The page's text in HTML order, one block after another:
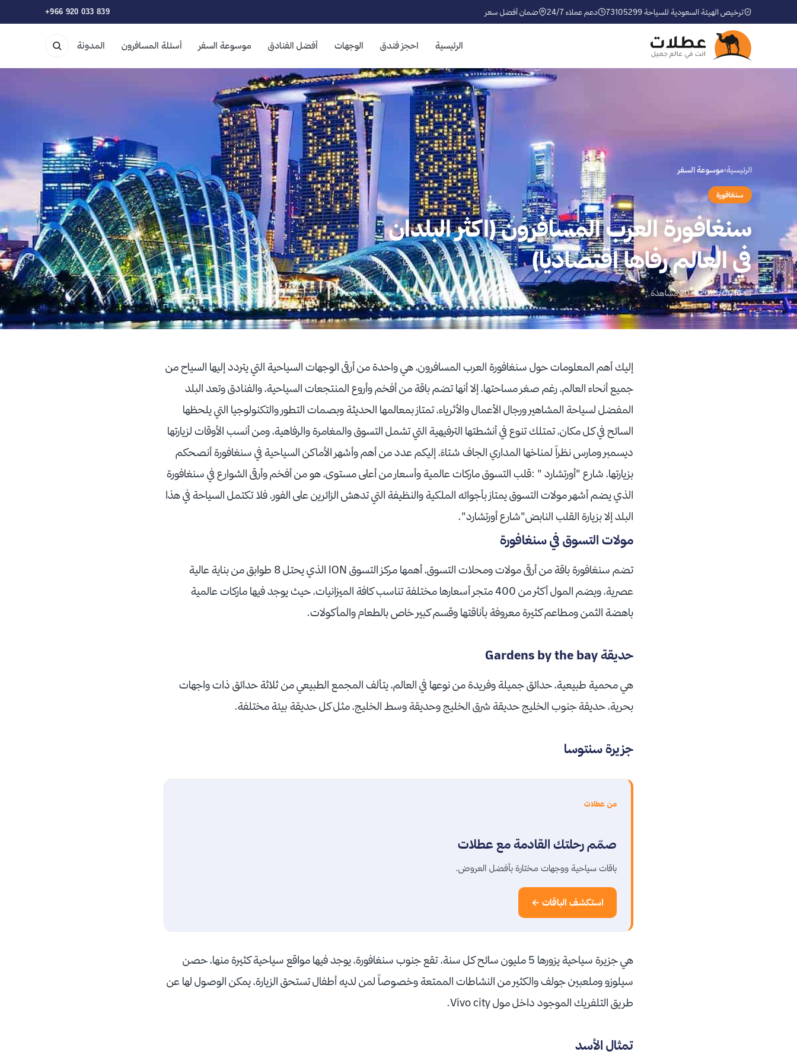
ترخيص الهيئة السعودية للسياحة 73105299 دعم عملاء 24/7 ضمان أفضل سعر +966 920 033 839
الرئيسية احجز فندق الوجهات أفضل الفنادق موسوعة السفر أسئلة المسافرون المدونة
الرئيسية›موسوعة السفر
سنغافورة
سنغافورة العرب المسافرون (اكثر البلدان
في العالم رفاها اقتصاديا)
📅 2018/01/16 👁 20 مشاهدة
إليك أهم المعلومات حول سنغافورة العرب المسافرون، هي واحدة من أرقى الوجهات السياحية التي يتردد إليها السياح من
جميع أنحاء العالم، رغم صغر مساحتها، إلا أنها تضم باقة من أفخم وأروع المنتجعات السياحية، والفنادق وتعد البلد
المفضل لسياحة المشاهير ورجال الأعمال والأثرياء، تمتاز بمعالمها الحديثة وبصمات التطور والتكنولوجيا التي يلحظها
السائح في كل مكان، تمتلك تنوع في أنشطتها الترفيهية التي تشمل التسوق والمغامرة والرفاهية، ومن أنسب الأوقات لزيارتها
ديسمبر ومارس نظراً لمناخها المداري الجاف شتاءً، إليكم عدد من أهم وأشهر الأماكن السياحية في سنغافورة أنصحكم
بزيارتها، شارع "أورتشارد " :قلب التسوق ماركات عالمية وأسعار من أعلى مستوى، هو من أفخم وأرقى الشوارع في سنغافورة
الذي يضم أشهر مولات التسوق يمتاز بأجوائه الملكية والنظيفة التي تدهش الزائرين على الفور، فلا تكتمل السياحة في هذا
البلد إلا بزيارة القلب النابض"شارع أورتشارد".
مولات التسوق في سنغافورة
تضم سنغافورة باقة من أرقى مولات ومحلات التسوق، أهمها مركز التسوق lON الذي يحتل 8 طوابق من بناية عالية
عصرية، ويضم المول أكثر من 400 متجر أسعارها مختلفة تناسب كافة الميزانيات، حيث يوجد فيها ماركات عالمية
باهضة الثمن ومطاعم كثيرة معروفة بأناقتها وقسم كبير خاص بالطعام والمأكولات.
حديقة Gardens by the bay
هي محمية طبيعية، حدائق جميلة وفريدة من نوعها في العالم، يتألف المجمع الطبيعي من ثلاثة حدائق ذات واجهات
بحرية، حديقة جنوب الخليج حديقة شرق الخليج وحديقة وسط الخليج، مثل كل حديقة بيئة مختلفة.
جزيرة سنتوسا
من عطلات
صمّم رحلتك القادمة مع عطلات
باقات سياحية ووجهات مختارة بأفضل العروض.
استكشف الباقات ←
هي جزيرة سياحية يزورها 5 مليون سائح كل سنة، تقع جنوب سنغافورة، يوجد فيها مواقع سياحية كثيرة منها، حصن
سيلوزو وملعبين جولف والكثير من النشاطات الممتعة وخصوصاً لمن لديه أطفال تستحق الزيارة، يمكن الوصول لها عن
طريق التلفريك الموجود داخل مول Vivo city.
تمثال الأسد